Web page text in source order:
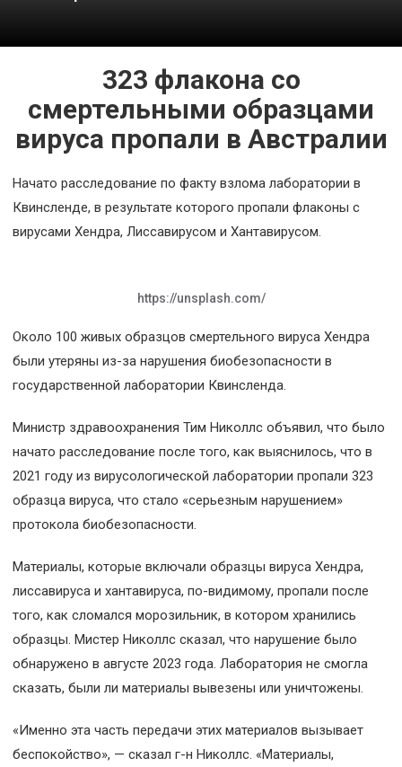
О
323 флакона со
смертельными образцами
вируса пропали в Австралии
Начато расследование по факту взлома лаборатории в
Квинсленде, в результате которого пропали флаконы с
вирусами Хендра, Лиссавирусом и Хантавирусом.
https://unsplash.com/
Около 100 живых образцов смертельного вируса Хендра
были утеряны из-за нарушения биобезопасности в
государственной лаборатории Квинсленда.
Министр здравоохранения Тим Николлс объявил, что было
начато расследование после того, как выяснилось, что в
2021 году из вирусологической лаборатории пропали 323
образца вируса, что стало «серьезным нарушением»
протокола биобезопасности.
Материалы, которые включали образцы вируса Хендра,
лиссавируса и хантавируса, по-видимому, пропали после
того, как сломался морозильник, в котором хранились
образцы. Мистер Николлс сказал, что нарушение было
обнаружено в августе 2023 года. Лаборатория не смогла
сказать, были ли материалы вывезены или уничтожены.
«Именно эта часть передачи этих материалов вызывает
беспокойство», — сказал г-н Николлс. «Материалы,